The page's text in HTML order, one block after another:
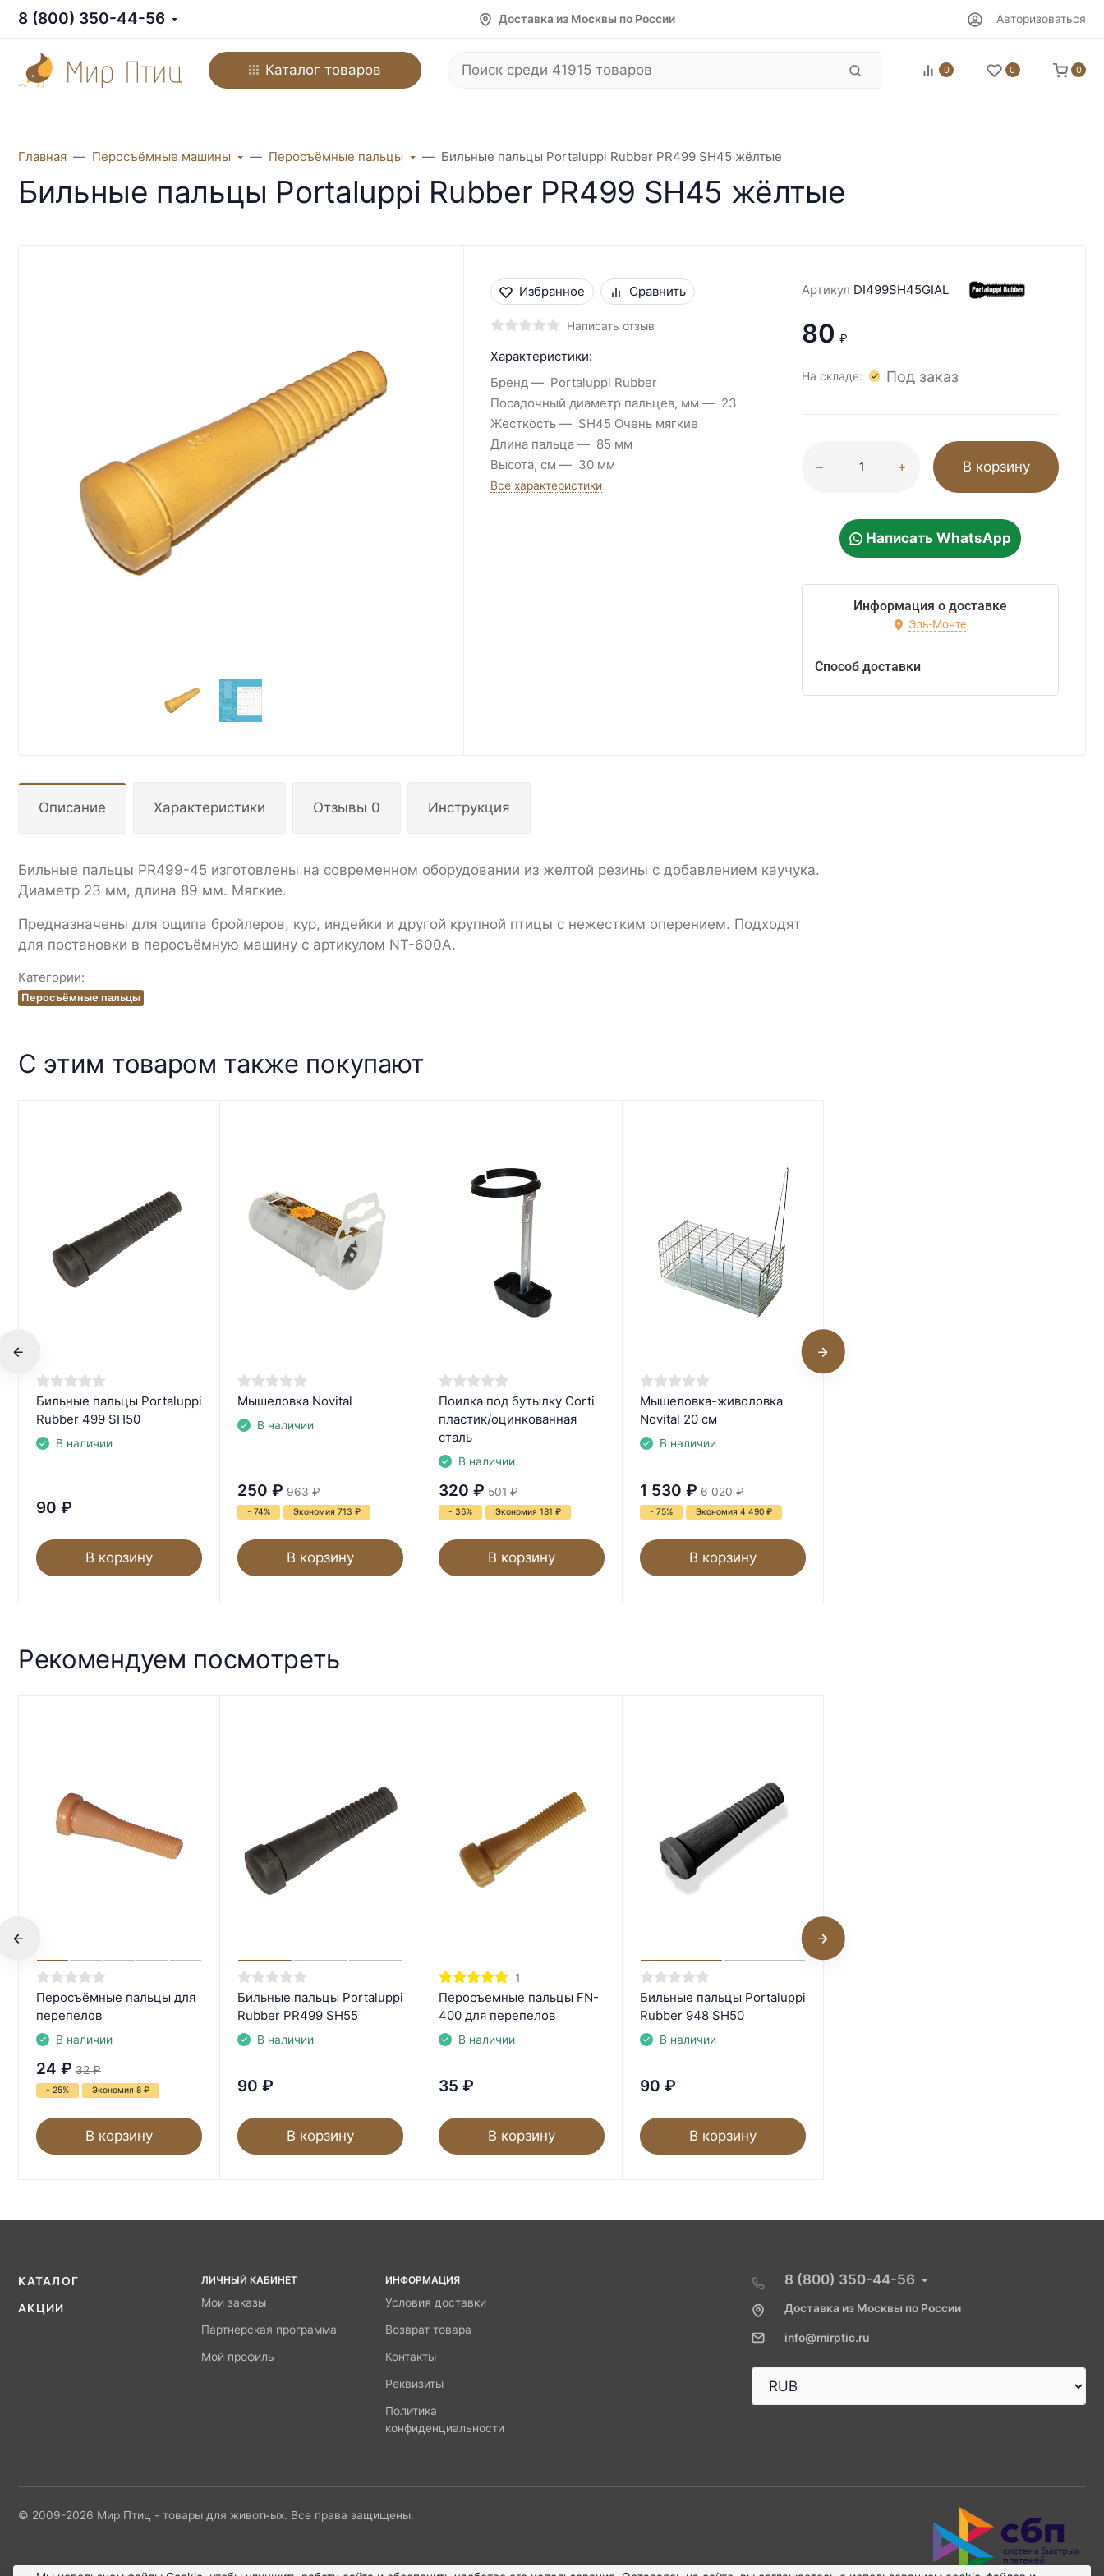
8 (800) 350-44-56 Доставка из Москвы по России Авторизоваться
Каталог товаров 0 0 0
Главная Перосъёмные машины Перосъёмные пальцы Бильные пальцы Portaluppi Rubber PR499 SH45 жёлтые
Бильные пальцы Portaluppi Rubber PR499 SH45 жёлтые
Избранное Сравнить
Написать отзыв
Характеристики:
Бренд
Portaluppi Rubber
Посадочный диаметр пальцев, мм
23
Жесткость
SH45 Очень мягкие
Длина пальца
85 мм
Высота, см
30 мм
Все характеристики
Артикул DI499SH45GIAL
80 ₽
На складе: Под заказ
В корзину
Написать WhatsApp
Информация о доставке
Эль-Монте
Способ доставки
Описание Характеристики Отзывы 0 Инструкция
Бильные пальцы PR499-45 изготовлены на современном оборудовании из желтой резины с добавлением каучука.
Диаметр 23 мм, длина 89 мм. Мягкие.
Предназначены для ощипа бройлеров, кур, индейки и другой крупной птицы с нежестким оперением. Подходят
для постановки в перосъёмную машину с артикулом NT-600A.
Категории:
Перосъёмные пальцы
С этим товаром также покупают
Бильные пальцы Portaluppi
Rubber 499 SH50
В наличии
90 ₽
В корзину
Мышеловка Novital
В наличии
250 ₽ 963 ₽
- 74% Экономия 713 ₽
В корзину
Поилка под бутылку Corti
пластик/оцинкованная
сталь
В наличии
320 ₽ 501 ₽
- 36% Экономия 181 ₽
В корзину
Мышеловка-живоловка
Novital 20 см
В наличии
1 530 ₽ 6 020 ₽
- 75% Экономия 4 490 ₽
В корзину
Рекомендуем посмотреть
Перосъёмные пальцы для
перепелов
В наличии
24 ₽ 32 ₽
- 25% Экономия 8 ₽
В корзину
Бильные пальцы Portaluppi
Rubber PR499 SH55
В наличии
90 ₽
В корзину
1
Перосъемные пальцы FN-
400 для перепелов
В наличии
35 ₽
В корзину
Бильные пальцы Portaluppi
Rubber 948 SH50
В наличии
90 ₽
В корзину
КАТАЛОГ
АКЦИИ
ЛИЧНЫЙ КАБИНЕТ
Мои заказы
Партнерская программа
Мой профиль
ИНФОРМАЦИЯ
Условия доставки
Возврат товара
Контакты
Реквизиты
Политика
конфиденциальности
8 (800) 350-44-56
Доставка из Москвы по России
info@mirptic.ru
© 2009-2026 Мир Птиц - товары для животных. Все права защищены.